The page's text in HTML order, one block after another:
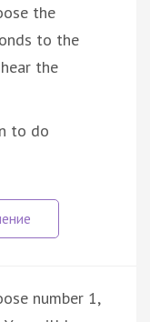
the
to the
the
to do
number 1,